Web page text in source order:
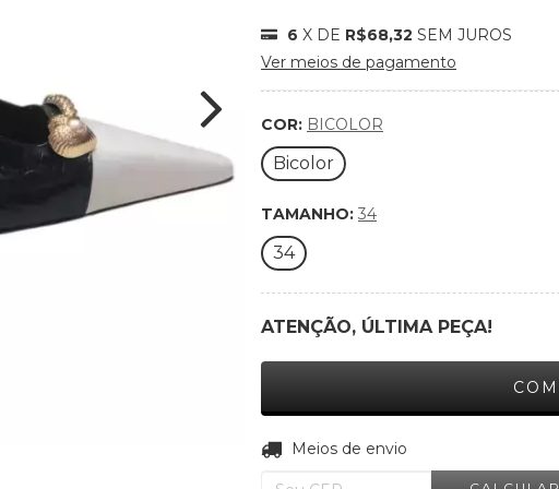
6 X DE R$68,32 SEM JUROS
Ver meios de pagamento
COR: BICOLOR
Bicolor
TAMANHO: 34
34
ATENÇÃO, ÚLTIMA PEÇA!
Entregas para o CEP:
Meios de envio